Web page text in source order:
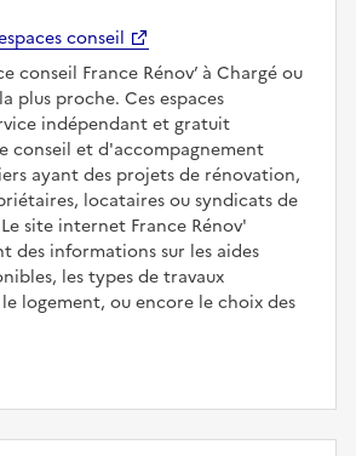
conseil
conseil France Rénov’ à Chargé ou
plus proche. Ces espaces
indépendant et gratuit
conseil et d'accompagnement
ayant des projets de rénovation,
locataires ou syndicats de
site internet France Rénov'
des informations sur les aides
les types de travaux
logement, ou encore le choix des